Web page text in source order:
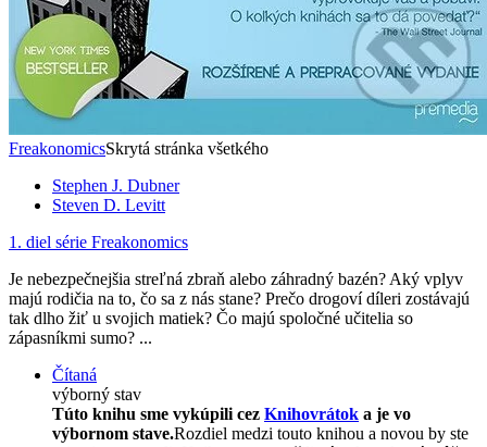
FreakonomicsSkrytá stránka všetkého
Stephen J. Dubner
Steven D. Levitt
1. diel série Freakonomics
Je nebezpečnejšia streľná zbraň alebo záhradný bazén? Aký vplyv
majú rodičia na to, čo sa z nás stane? Prečo drogoví díleri zostávajú
tak dlho žiť u svojich matiek? Čo majú spoločné učitelia so
zápasníkmi sumo? ...
Čítaná
výborný stav
Túto knihu sme vykúpili cez Knihovrátok a je vo
výbornom stave.Rozdiel medzi touto knihou a novou by ste